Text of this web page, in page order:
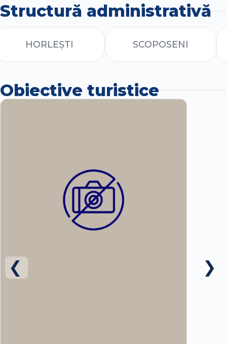
Structură administrativă
HORLEȘTI SCOPOSENI
Obiective turistice